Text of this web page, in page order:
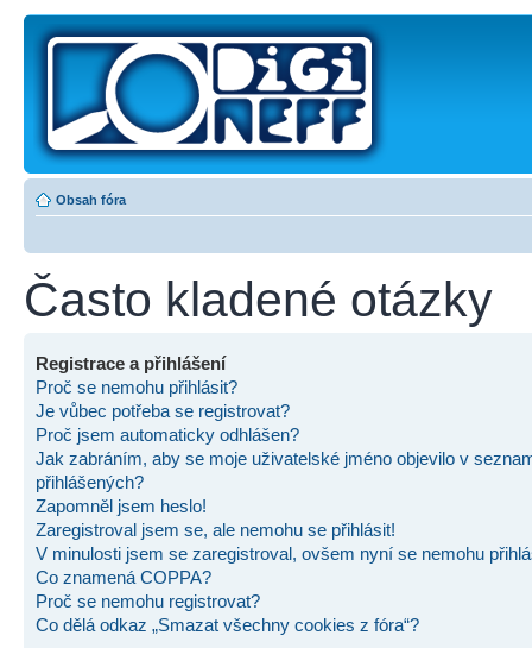
Obsah fóra
Často kladené otázky
Registrace a přihlášení
Proč se nemohu přihlásit?
Je vůbec potřeba se registrovat?
Proč jsem automaticky odhlášen?
Jak zabráním, aby se moje uživatelské jméno objevilo v
přihlášených?
Zapomněl jsem heslo!
Zaregistroval jsem se, ale nemohu se přihlásit!
V minulosti jsem se zaregistroval, ovšem nyní se nemohu
Co znamená COPPA?
Proč se nemohu registrovat?
Co dělá odkaz „Smazat všechny cookies z fóra“?